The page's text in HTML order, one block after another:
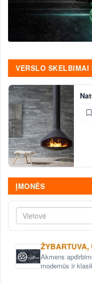
VERSLO SKELBIMAI
ĮMONĖS
Vietovė
ŽYBARTUVA,
Akmens
modernūs ir